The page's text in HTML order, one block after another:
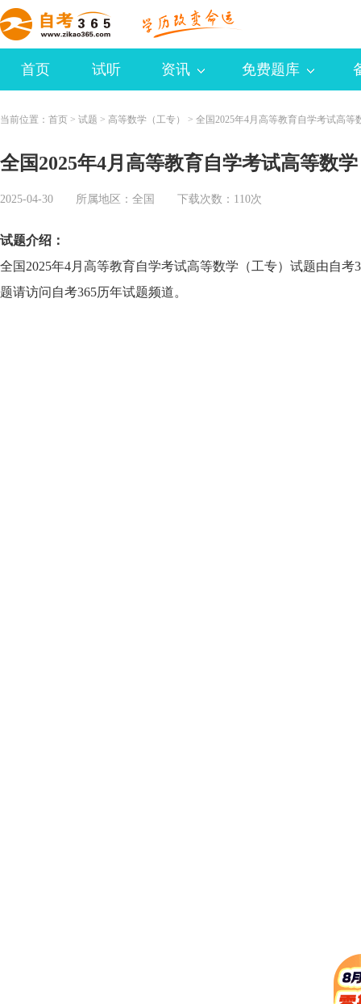
首页 试听 资讯 免费题库
当前位置： 首页 > 试题 > 高等数学（工专） > 全国2025年4月高等教育自学考试高等
全国2025年4月高等教育自学考试高等数
2025-04-30 所属地区： 全国 下载次数：110次
试题介绍：
全国2025年4月高等教育自学考试高等数学（工专）试题由自
题请访问自考365历年试题频道。